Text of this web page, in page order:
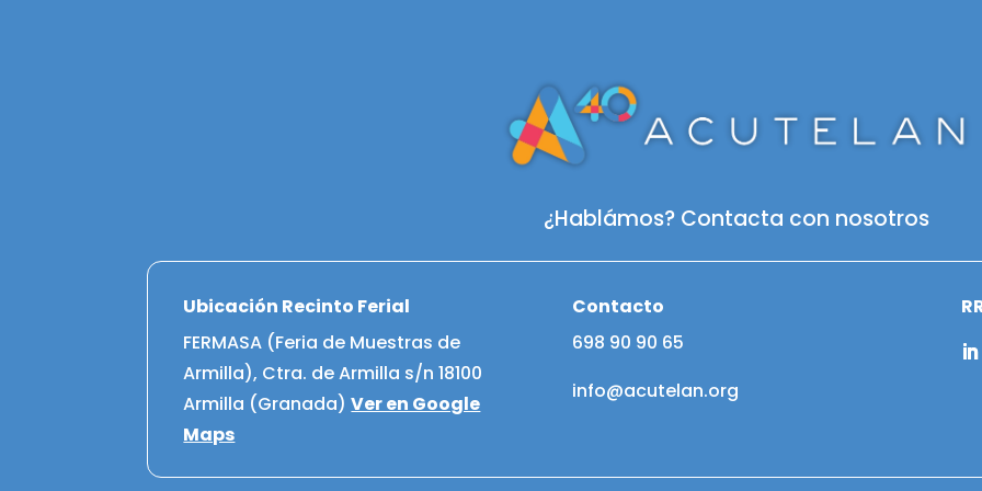
¿Hablámos? Contacta con nosotros
Ubicación Recinto Ferial
FERMASA (Feria de Muestras de
Armilla), Ctra. de Armilla s/n 18100
Armilla (Granada)Ver en Google
Maps
Contacto
698 90 90 65
info@acutelan.org